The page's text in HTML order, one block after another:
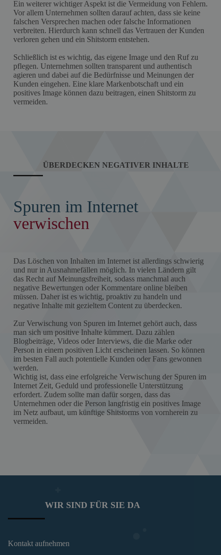
Ein weiterer wichtiger Aspekt ist die Vermeidung von Fehlern.
Vor allem Unternehmen sollten darauf achten, dass sie keine
falschen Versprechen machen oder falsche Informationen
verbreiten. Hierdurch kann schnell das Vertrauen der Kunden
verloren gehen und ein Shitstorm entstehen.
Schließlich ist es wichtig, das eigene Image und den Ruf zu
pflegen. Unternehmen sollten transparent und authentisch
agieren und dabei auf die Bedürfnisse und Meinungen der
Kunden eingehen. Eine klare Markenbotschaft und ein
positives Image können dazu beitragen, einen Shitstorm zu
vermeiden.
ÜBERDECKEN NEGATIVER INHALTE
Spuren im Internet
verwischen
Das Löschen von Inhalten im Internet ist allerdings schwierig
und nur in Ausnahmefällen möglich. In vielen Ländern gilt
das Recht auf Meinungsfreiheit, sodass manchmal auch
negative Bewertungen oder Kommentare online bleiben
müssen. Daher ist es wichtig, proaktiv zu handeln und
negative Inhalte mit gezieltem Content zu überdecken.
Zur Verwischung von Spuren im Internet gehört auch, dass
man sich um positive Inhalte kümmert. Dazu zählen
Blogbeiträge, Videos oder Interviews, die die Marke oder
Person in einem positiven Licht erscheinen lassen. So können
im besten Fall auch potentielle Kunden oder Fans gewonnen
werden.
Wichtig ist, dass eine erfolgreiche Verwischung der Spuren im
Internet Zeit, Geduld und professionelle Unterstützung
erfordert. Zudem sollte man dafür sorgen, dass das
Unternehmen oder die Person langfristig ein positives Image
im Netz aufbaut, um künftige Shitstorms von vornherein zu
vermeiden.
WIR SIND FÜR SIE DA
Kontakt aufnehmen